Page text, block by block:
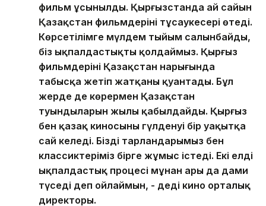
фильм ұсынылды. Қырғызстанда ай сайын
Қазақстан фильмдерінің тұсаукесері өтеді.
Көрсетілімге мүлдем тыйым салынбайды,
біз ықпалдастықты қолдаймыз. Қырғыз
фильмдерінің Қазақстан нарығында
табысқа жетіп жатқаны қуантады. Бұл
жерде де көрермен Қазақстан
туындыларын жылы қабылдайды. Қырғыз
бен қазақ киносының гүлденуі бір уақытқа
сай келеді. Біздің тарландарымыз бен
классиктеріміз бірге жұмыс істеді. Екі елдің
ықпалдастық процесі мұнан ары да дами
түседі деп ойлаймын, - деді кино орталық
директоры.